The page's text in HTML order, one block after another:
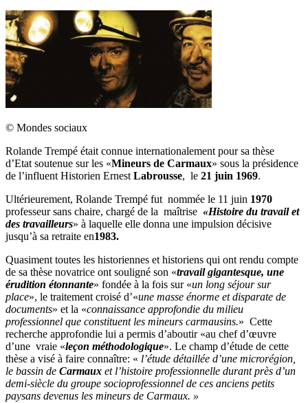
© Mondes sociaux
Rolande Trempé était connue internationalement pour sa thèse
d’Etat soutenue sur les «Mineurs de Carmaux» sous la présidence
de l’influent Historien Ernest Labrousse, le 21 juin 1969.
Ultérieurement, Rolande Trempé fut nommée le 11 juin 1970
professeur sans chaire, chargé de la maîtrise «Histoire du travail et
des travailleurs» à laquelle elle donna une impulsion décisive
jusqu’à sa retraite en1983.
Quasiment toutes les historiennes et historiens qui ont rendu compte
de sa thèse novatrice ont souligné son «travail gigantesque, une
érudition étonnante» fondée à la fois sur «un long séjour sur
place», le traitement croisé d’«une masse énorme et disparate de
documents» et la «connaissance approfondie du milieu
professionnel que constituent les mineurs carmausins.» Cette
recherche approfondie lui a permis d’aboutir «au chef d’œuvre
d’une vraie «leçon méthodologique». Le champ d’étude de cette
thèse a visé à faire connaître: « l’étude détaillée d’une microrégion,
le bassin de Carmaux et l’histoire professionnelle durant près d’un
demi-siècle du groupe socioprofessionnel de ces anciens petits
paysans devenus les mineurs de Carmaux. »